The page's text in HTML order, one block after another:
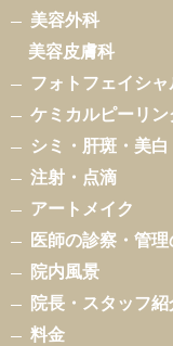
美容外科
美容皮膚科
フォトフェイシャ
ケミカルピーリ
シミ・肝斑・美
注射・点滴
アートメイク
医師の診察・管
院内風景
院長・スタッフ紹
料金